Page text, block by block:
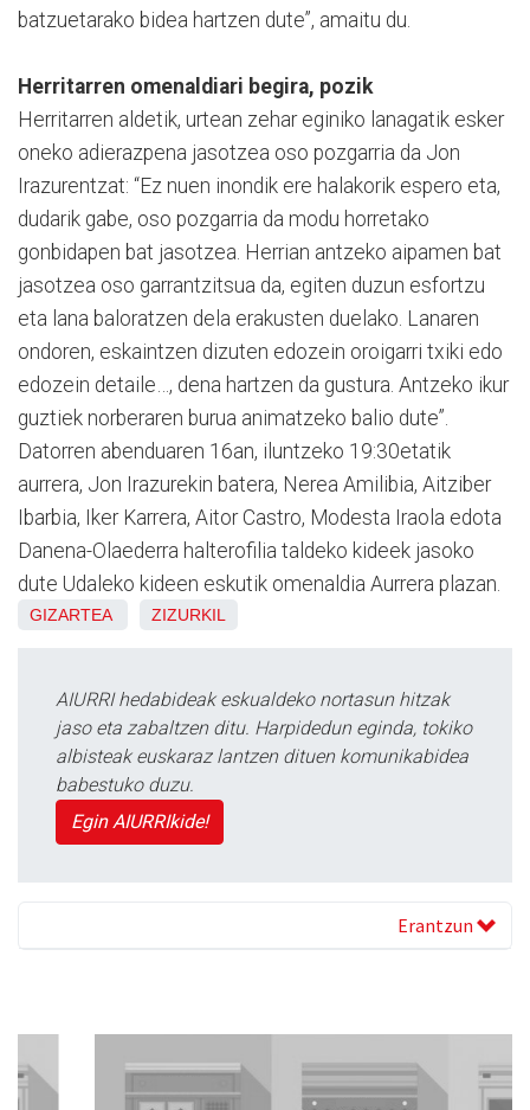
batzuetarako bidea hartzen dute”, amaitu du.
Herritarren omenaldiari begira, pozik
Herritarren aldetik, urtean zehar eginiko lanagatik esker
oneko adierazpena jasotzea oso pozgarria da Jon
Irazurentzat: “Ez nuen inondik ere halakorik espero eta,
dudarik gabe, oso pozgarria da modu horretako
gonbidapen bat jasotzea. Herrian antzeko aipamen bat
jasotzea oso garrantzitsua da, egiten duzun esfortzu
eta lana baloratzen dela erakusten duelako. Lanaren
ondoren, eskaintzen dizuten edozein oroigarri txiki edo
edozein detaile…, dena hartzen da gustura. Antzeko ikur
guztiek norberaren burua animatzeko balio dute”.
Datorren abenduaren 16an, iluntzeko 19:30etatik
aurrera, Jon Irazurekin batera, Nerea Amilibia, Aitziber
Ibarbia, Iker Karrera, Aitor Castro, Modesta Iraola edota
Danena-Olaederra halterofilia taldeko kideek jasoko
dute Udaleko kideen eskutik omenaldia Aurrera plazan.
GIZARTEA ZIZURKIL
AIURRI hedabideak eskualdeko nortasun hitzak
jaso eta zabaltzen ditu. Harpidedun eginda, tokiko
albisteak euskaraz lantzen dituen komunikabidea
babestuko duzu.
Egin AIURRIkide!
Erantzun